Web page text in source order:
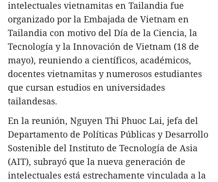
intelectuales vietnamitas en Tailandia fue
organizado por la Embajada de Vietnam en
Tailandia con motivo del Día de la Ciencia, la
Tecnología y la Innovación de Vietnam (18 de
mayo), reuniendo a científicos, académicos,
docentes vietnamitas y numerosos estudiantes
que cursan estudios en universidades
tailandesas.
En la reunión, Nguyen Thi Phuoc Lai, jefa del
Departamento de Políticas Públicas y Desarrollo
Sostenible del Instituto de Tecnología de Asia
(AIT), subrayó que la nueva generación de
intelectuales está estrechamente vinculada a la